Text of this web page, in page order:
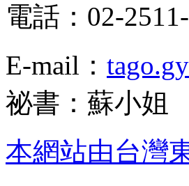
電話：02-
E-mail：
祕書：蘇小姐
本網站由台灣